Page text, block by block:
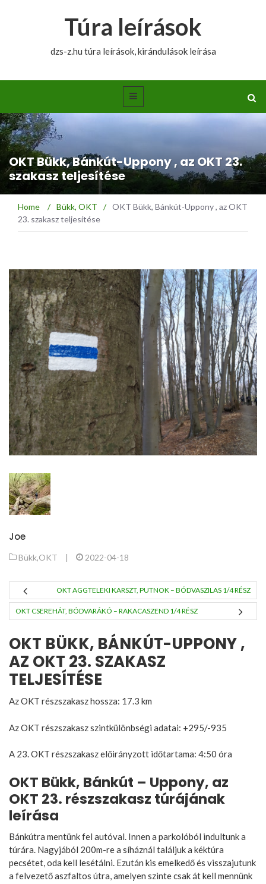
Túra leírások
dzs-z.hu túra leírások, kirándulások leírása
OKT Bükk, Bánkút-Uppony , az OKT 23.
szakasz teljesítése
Home / Bükk, OKT / OKT Bükk, Bánkút-Uppony , az OKT
23. szakasz teljesítése
Joe
Bükk,OKT 2022-04-18
OKT AGGTELEKI KARSZT, PUTNOK – BÓDVASZILAS 1/4 RÉSZ
OKT CSEREHÁT, BÓDVARÁKÓ – RAKACASZEND 1/4 RÉSZ
OKT BÜKK, BÁNKÚT-UPPONY ,
AZ OKT 23. SZAKASZ
TELJESÍTÉSE
Az OKT részszakasz hossza: 17.3 km
Az OKT részszakasz szintkülönbségi adatai: +295/-935
A 23. OKT részszakasz előirányzott időtartama: 4:50 óra
OKT Bükk, Bánkút – Uppony, az
OKT 23. részszakasz túrájának
leírása
Bánkútra mentünk fel autóval. Innen a parkolóból indultunk a
túrára. Nagyjából 200m-re a síháznál találjuk a kéktúra
pecsétet, oda kell lesétálni. Ezután kis emelkedő és visszajutunk
a felvezető aszfaltos útra, amelyen szinte csak át kell mennünk